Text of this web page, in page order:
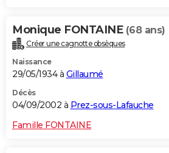
Monique FONTAINE (68 ans)
Créer une cagnotte obsèques
Naissance
29/05/1934 à Gillaumé
Décès
04/09/2002 à Prez-sous-Lafauche
Famille FONTAINE